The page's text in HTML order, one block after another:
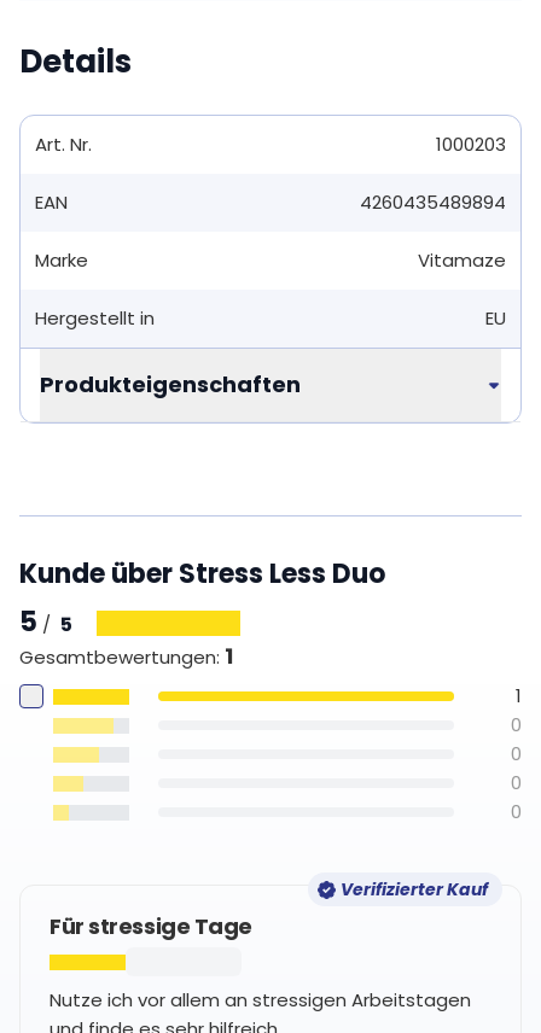
Details
Art. Nr. 1000203
EAN 4260435489894
Marke Vitamaze
Hergestellt in EU
Produkteigenschaften
Kunde über Stress Less Duo
5 / 5
Gesamtbewertungen: 1
1
0
0
0
0
Verifizierter Kauf
Für stressige Tage
Nutze ich vor allem an stressigen Arbeitstagen